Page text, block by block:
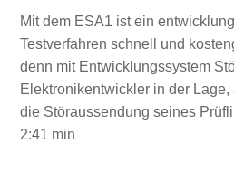
Mit dem ESA1 ist ein
Testverfahren schnell und
denn mit Entwicklungssystem
Elektronikentwickler in der
die Störaussendung seines
2:41 min